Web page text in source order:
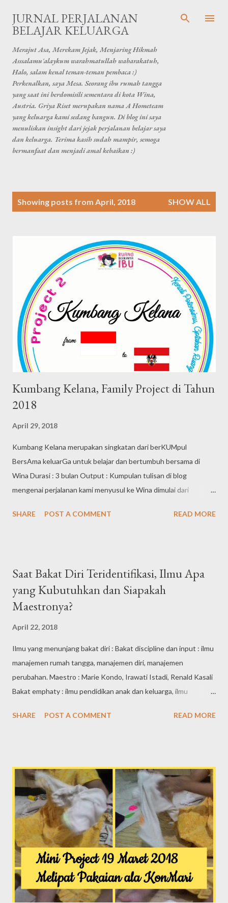
Skip to main content
JURNAL PERJALANAN
BELAJAR KELUARGA
Merajut Asa, Merekam Jejak, Menjaring Hikmah
Asssalamu'alaykum warahmatullah wabarakatuh,
Halo, salam kenal teman-teman pembaca :)
Perkenalkan, saya Mesa. Seorang ibu rumah tangga
yang saat ini berdomisili sementara di kota Wina,
Austria. Griya Riset merupakan nama A Hometeam
yang keluarga kami sedang bangun. Di blog ini saya
menuliskan insight dari jejak perjalanan belajar saya
dan keluarga. Terima kasih sudah mampir, semoga
bermanfaat dan menjadi amal kebaikan :)
Showing posts from April, 2018 SHOW ALL
Kumbang Kelana, Family Project di Tahun
2018
April 29, 2018
Kumbang Kelana merupakan singkatan dari berKUMpul
BersAma keluarGa untuk belajar dan bertumbuh bersama di
Wina Durasi : 3 bulan Output : Kumpulan tulisan di blog
mengenai perjalanan kami menyusul ke Wina dimulai dari
#RuangBerkaryaIbu #IbuProfesional
SHARE POST A COMMENT READ MORE
Saat Bakat Diri Teridentifikasi, Ilmu Apa
yang Kubutuhkan dan Siapakah
Maestronya?
April 22, 2018
Ilmu yang menunjang bakat diri : Bakat discipline dan input : ilmu
manajemen rumah tangga, manajemen diri, manajemen
perubahan. Maestro : Marie Kondo, Irawati Istadi, Renald Kasali
Bakat emphaty : ilmu pendidikan anak dan keluarga, ilmu
Mestro : Septi Peni Wulandani, Budi Ashary, Kiki Barkiah Bakat
SHARE POST A COMMENT READ MORE